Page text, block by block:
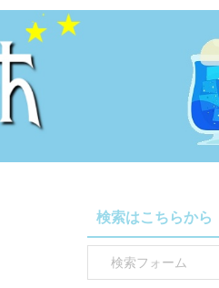
検索はこちらから